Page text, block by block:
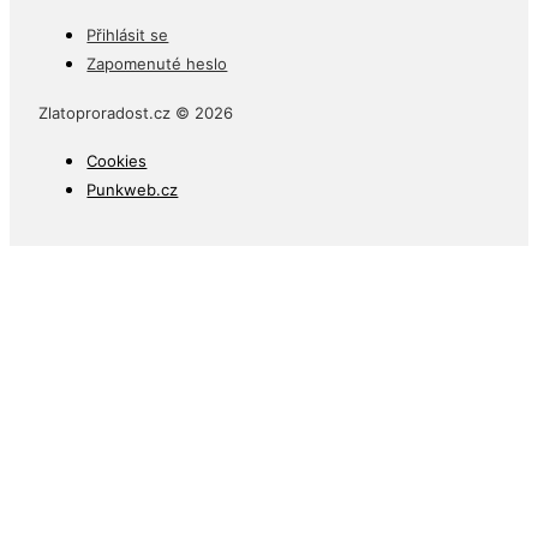
Přihlásit se
Zapomenuté heslo
Zlatoproradost.cz © 2026
Cookies
Punkweb.cz